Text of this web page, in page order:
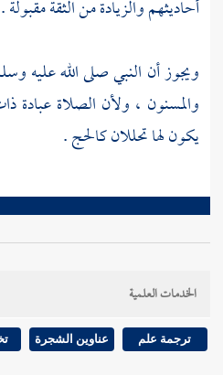
أحاديثهم والزيادة من الثقة مقبولة .
ويجوز أن النبي صلى الله عليه
والمسنون ، ولأن الصلاة عبادة
يكون لها تحللان كالحج .
الخدمات العلمية
ترجمة علم عناوين الشجرة